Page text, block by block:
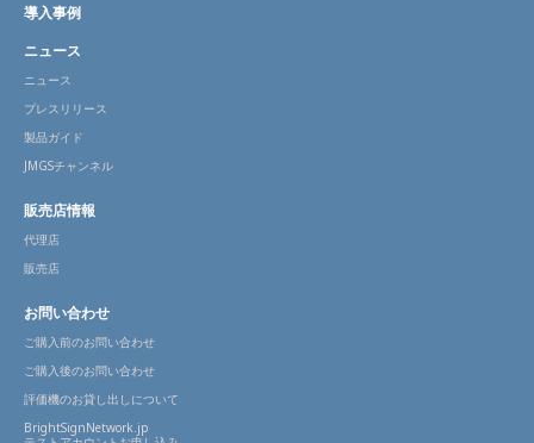
導入事例
ニュース
ニュース
プレスリリース
製品ガイド
JMGSチャンネル
販売店情報
代理店
販売店
お問い合わせ
ご購入前のお問い合わせ
ご購入後のお問い合わせ
評価機のお貸し出しについて
BrightSignNetwork.jp